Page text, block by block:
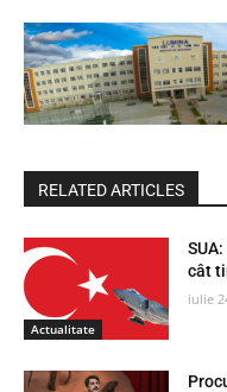
RELATED ARTICLES
Actualitate
cât
iulie